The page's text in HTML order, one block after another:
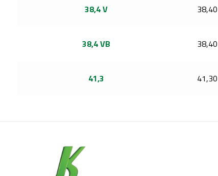
38,4 V 38,40
38,4 VB 38,40
41,3 41,30